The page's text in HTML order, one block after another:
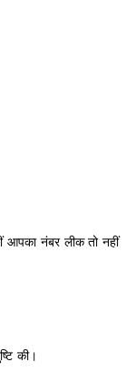
आपका नंबर लीक तो नहीं
की।